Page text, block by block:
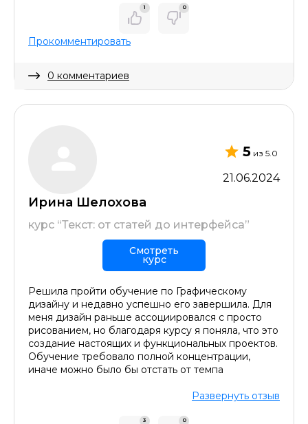
1 0
Прокомментировать
0 комментариев
5 из 5.0
21.06.2024
Ирина Шелохова
курс “Текст: от статей до интерфейса”
Смотреть
курс
Решила пройти обучение по Графическому
дизайну и недавно успешно его завершила. Для
меня дизайн раньше ассоциировался с просто
рисованием, но благодаря курсу я поняла, что это
создание настоящих и функциональных проектов.
Обучение требовало полной концентрации,
иначе можно было бы отстать от темпа
Развернуть отзыв
3 0